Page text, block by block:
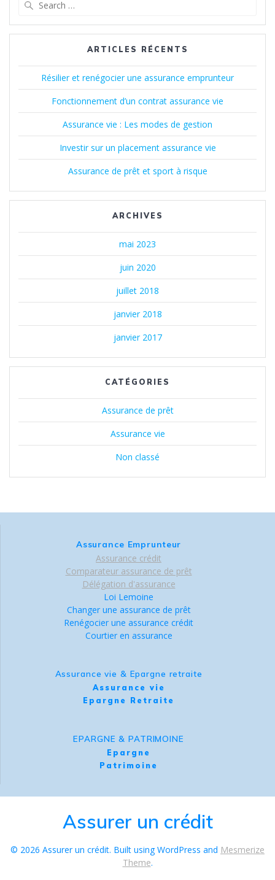
ARTICLES RÉCENTS
Résilier et renégocier une assurance emprunteur
Fonctionnement d’un contrat assurance vie
Assurance vie : Les modes de gestion
Investir sur un placement assurance vie
Assurance de prêt et sport à risque
ARCHIVES
mai 2023
juin 2020
juillet 2018
janvier 2018
janvier 2017
CATÉGORIES
Assurance de prêt
Assurance vie
Non classé
Assurance Emprunteur
Assurance crédit
Comparateur assurance de prêt
Délégation d'assurance
Loi Lemoine
Changer une assurance de prêt
Renégocier une assurance crédit
Courtier en assurance
Assurance vie & Epargne retraite
Assurance vie
Epargne Retraite
EPARGNE & PATRIMOINE
Epargne
Patrimoine
Assurer un crédit
© 2026 Assurer un crédit. Built using WordPress and Mesmerize
Theme.